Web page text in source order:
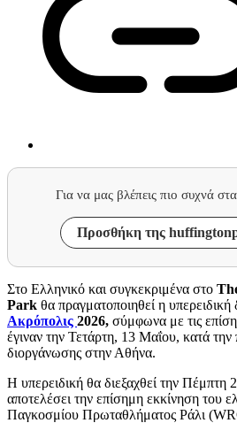
Για να μας βλέπεις πιο συχνά
Προσθήκη της
Στο Ελληνικό και συγκεκριμένα στο
Park θα πραγματοποιηθεί η
Ακρόπολις 2026, σύμφωνα με τις
έγιναν την Τετάρτη, 13 Μαΐου, κατά
διοργάνωσης στην Αθήνα.
Η υπερειδική θα διεξαχθεί την Πέμπτη
αποτελέσει την επίσημη εκκίνηση του
Παγκοσμίου Πρωταθλήματος Ράλι